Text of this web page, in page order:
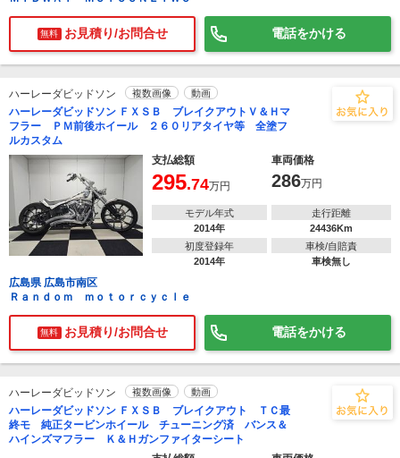
無料 お見積り/お問合せ 電話をかける
ハーレーダビッドソン 複数画像 動画
ハーレーダビッドソン ＦＸＳＢ ブレイクアウトＶ＆Ｈマ
フラー ＰＭ前後ホイール ２６０リアタイヤ等 全塗フ
ルカスタム
支払総額
車両価格
295.74万円 286万円
モデル年式
2014年
走行距離
24436Km
初度登録年
2014年
車検/自賠責
車検無し
広島県 広島市南区
Ｒａｎｄｏｍ ｍｏｔｏｒｃｙｃｌｅ
無料 お見積り/お問合せ 電話をかける
ハーレーダビッドソン 複数画像 動画
ハーレーダビッドソン ＦＸＳＢ ブレイクアウト ＴＣ最
終モ 純正タービンホイール チューニング済 バンス＆
ハインズマフラー Ｋ＆Ｈガンファイターシート